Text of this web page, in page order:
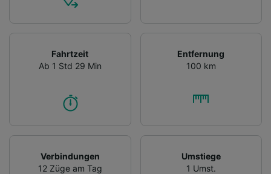
Fahrtzeit
Ab 1 Std 29 Min
Entfernung
100 km
Verbindungen
12 Züge am Tag
Umstiege
1 Umst.